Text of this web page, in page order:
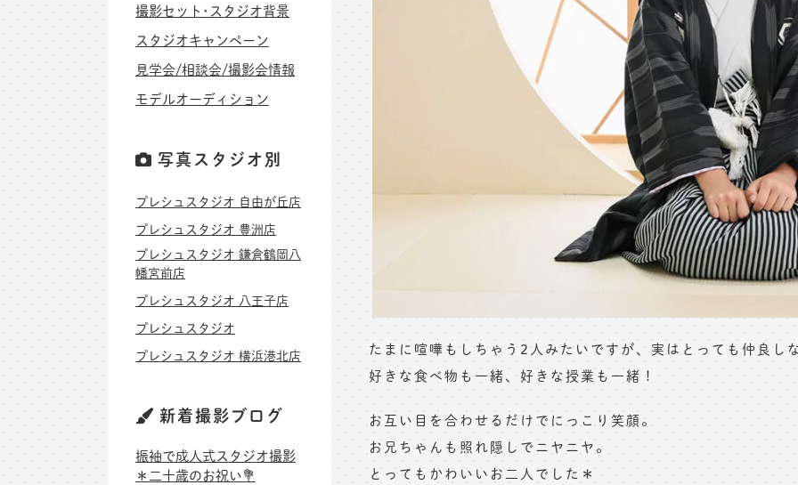
たまに喧嘩もしちゃう2人みたいですが、実はとっても仲良し
好きな食べ物も一緒、好きな授業も一緒！
お互い目を合わせるだけでにっこり笑顔。
お兄ちゃんも照れ隠しでニヤニヤ。
とってもかわいいお二人でした＊
撮影セット･スタジオ背景
スタジオキャンペーン
見学会/相談会/撮影会情報
モデルオーディション
写真スタジオ別
プレシュスタジオ 自由が丘店
プレシュスタジオ 豊洲店
プレシュスタジオ 鎌倉鶴岡八
幡宮前店
プレシュスタジオ 八王子店
プレシュスタジオ
プレシュスタジオ 横浜港北店
新着撮影ブログ
振袖で成人式スタジオ撮影
＊二十歳のお祝い💐